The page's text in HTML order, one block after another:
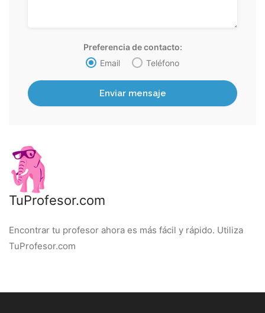
Preferencia de contacto:
Email
Teléfono
TuProfesor.com
Encontrar tu profesor ahora es más fácil y rápido. Utiliza
TuProfesor.com